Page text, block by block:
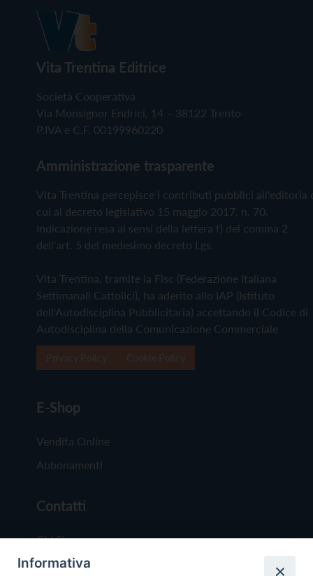
Vita Trentina Editrice
Società Cooperativa
Via Monsignor Endrici, 14 – 38122 Trento
P.IVA e C.F. 00199960220
Amministrazione trasparente
Vita Trentina percepisce i contributi pubblici all'editoria
cui al decreto legislativo 15 maggio 2017, n. 70.
Indicazione resa ai sensi della lettera f) del comma 2
dell'art. 5 del medesimo decreto Lgs.
Vita Trentina, tramite la Fisc (Federazione Italiana
Settimanali Cattolici), ha aderito allo IAP (Istituto
dell'Autodisciplina Pubblicitaria) accettando il Codice di
Autodisciplina della Comunicazione Commerciale
E-Shop
Vendita Online
Abbonamenti
Contatti
Chi Siamo
Redazione
Informativa